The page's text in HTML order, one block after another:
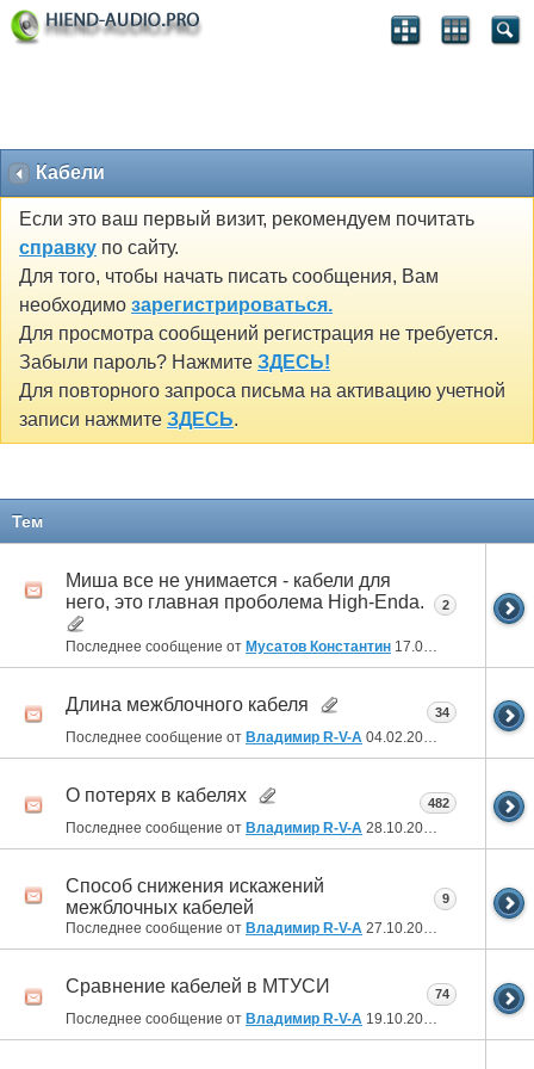
Кабели
Если это ваш первый визит, рекомендуем почитать
справку по сайту.
Для того, чтобы начать писать сообщения, Вам
необходимо зарегистрироваться.
Для просмотра сообщений регистрация не требуется.
Забыли пароль? Нажмите ЗДЕСЬ!
Для повторного запроса письма на активацию учетной
записи нажмите ЗДЕСЬ.
Тем
Миша все не унимается - кабели для
него, это главная проболема High-Enda.
Последнее сообщение от Мусатов Константин 17.02.2026
2
Длина межблочного кабеля
Последнее сообщение от Владимир R-V-A 04.02.2024
34
О потерях в кабелях
Последнее сообщение от Владимир R-V-A 28.10.2021
482
Способ снижения искажений
межблочных кабелей
Последнее сообщение от Владимир R-V-A 27.10.2021
9
Сравнение кабелей в МТУСИ
Последнее сообщение от Владимир R-V-A 19.10.2021
74